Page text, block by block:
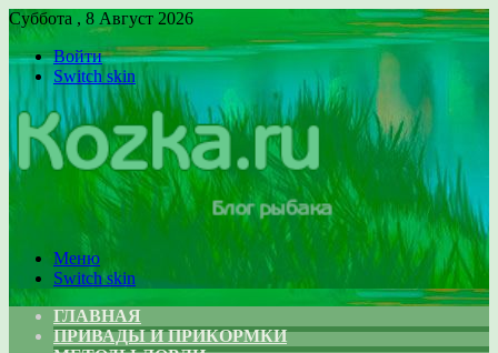
Суббота , 8 Август 2026
Войти
Switch skin
Меню
Switch skin
ГЛАВНАЯ
ПРИВАДЫ И ПРИКОРМКИ